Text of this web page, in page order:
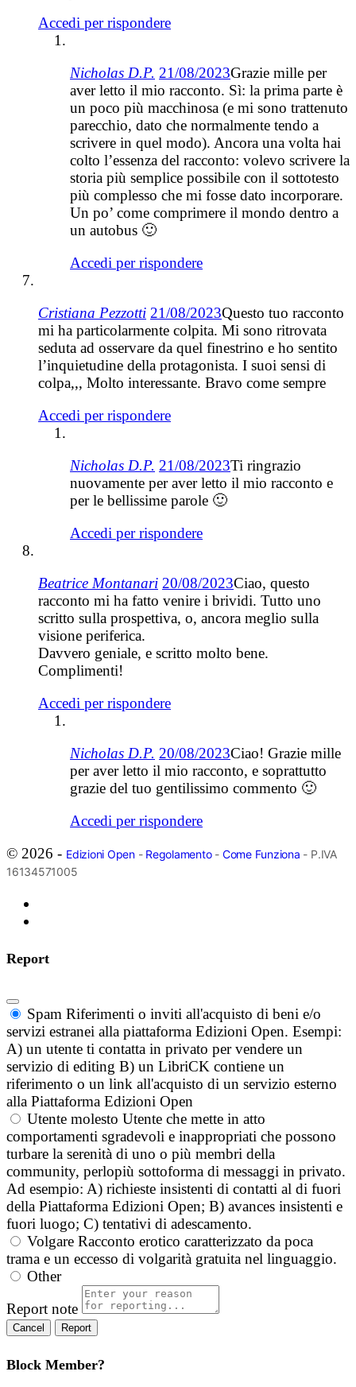
Accedi per rispondere
Nicholas D.P. 21/08/2023Grazie mille per
aver letto il mio racconto. Sì: la prima parte è
un poco più macchinosa (e mi sono trattenuto
parecchio, dato che normalmente tendo a
scrivere in quel modo). Ancora una volta hai
colto l’essenza del racconto: volevo scrivere la
storia più semplice possibile con il sottotesto
più complesso che mi fosse dato incorporare.
Un po’ come comprimere il mondo dentro a
un autobus 🙂
Accedi per rispondere
Cristiana Pezzotti 21/08/2023Questo tuo racconto
mi ha particolarmente colpita. Mi sono ritrovata
seduta ad osservare da quel finestrino e ho sentito
l’inquietudine della protagonista. I suoi sensi di
colpa,,, Molto interessante. Bravo come sempre
Accedi per rispondere
Nicholas D.P. 21/08/2023Ti ringrazio
nuovamente per aver letto il mio racconto e
per le bellissime parole 🙂
Accedi per rispondere
Beatrice Montanari 20/08/2023Ciao, questo
racconto mi ha fatto venire i brividi. Tutto uno
scritto sulla prospettiva, o, ancora meglio sulla
visione periferica.
Davvero geniale, e scritto molto bene.
Complimenti!
Accedi per rispondere
Nicholas D.P. 20/08/2023Ciao! Grazie mille
per aver letto il mio racconto, e soprattutto
grazie del tuo gentilissimo commento 🙂
Accedi per rispondere
© 2026 - Edizioni Open- Regolamento- Come Funziona - P.IVA
16134571005
Report
Spam Riferimenti o inviti all'acquisto di beni e/o
servizi estranei alla piattaforma Edizioni Open. Esempi:
A) un utente ti contatta in privato per vendere un
servizio di editing B) un LibriCK contiene un
riferimento o un link all'acquisto di un servizio esterno
alla Piattaforma Edizioni Open
Utente molesto Utente che mette in atto
comportamenti sgradevoli e inappropriati che possono
turbare la serenità di uno o più membri della
community, perlopiù sottoforma di messaggi in privato.
Ad esempio: A) richieste insistenti di contatti al di fuori
della Piattaforma Edizioni Open; B) avances insistenti e
fuori luogo; C) tentativi di adescamento.
Volgare Racconto erotico caratterizzato da poca
trama e un eccesso di volgarità gratuita nel linguaggio.
Other
Report note
Report
Block Member?